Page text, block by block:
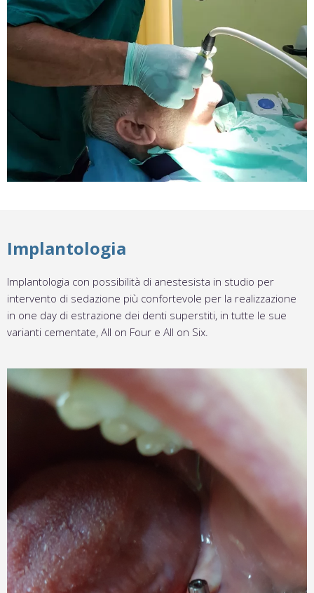
Implantologia
Implantologia con possibilità di anestesista in studio per
intervento di sedazione più confortevole per la realizzazione
in one day di estrazione dei denti superstiti, in tutte le sue
varianti cementate, All on Four e All on Six.